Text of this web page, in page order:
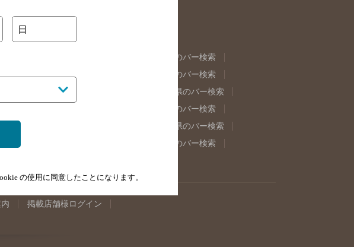
福島県のバー検索
東京都のバー検索
岐阜県のバー検索
奈良県のバー検索
県のバー検索
島根県のバー検索
佐賀県のバー検索
掲載店舗様ログイン
日
の使用に同意したことになります。